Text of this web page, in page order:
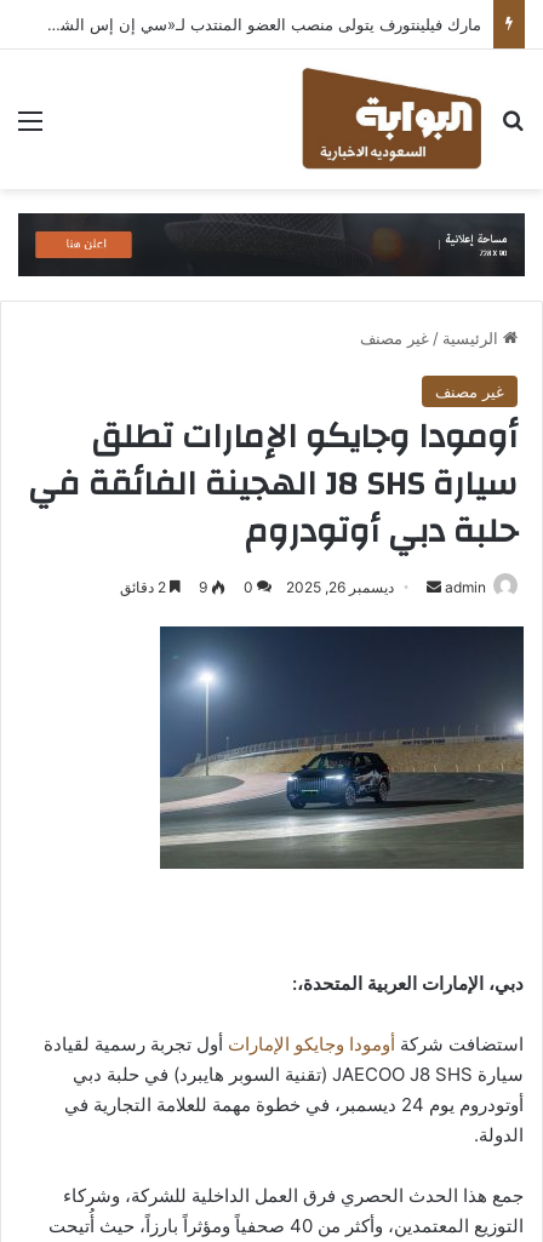
مارك فيلينتورف يتولى منصب العضو المنتدب لـ«سي إن إس الشرق الأوسط» ويشرف على شركات قطاع التكنولوجيا ضمن مجموعة غباش
بحث عن
الرئيسية / غير مصنف
غير مصنف
أومودا وجايكو الإمارات تطلق
سيارة J8 SHS الهجينة الفائقة في
حلبة دبي أوتودروم
admin
أرسل ديسمبر 26, 2025 0
9
دبي، الإمارات العربية المتحدة،:
استضافت شركة أومودا وجايكو الإمارات أول تجربة رسمية لقيادة
سيارة JAECOO J8 SHS (تقنية السوبر هايبرد) في حلبة دبي
أوتودروم يوم 24 ديسمبر، في خطوة مهمة للعلامة التجارية في
الدولة.
جمع هذا الحدث الحصري فرق العمل الداخلية للشركة، وشركاء
التوزيع المعتمدين، وأكثر من 40 صحفياً ومؤثراً بارزاً، حيث أُتيحت